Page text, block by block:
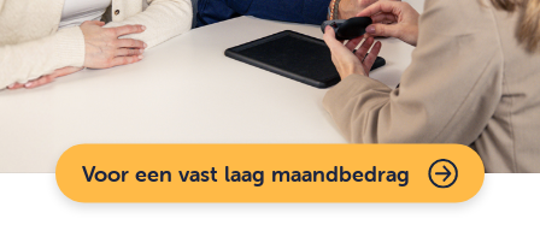
Voor een vast laag maandbedrag